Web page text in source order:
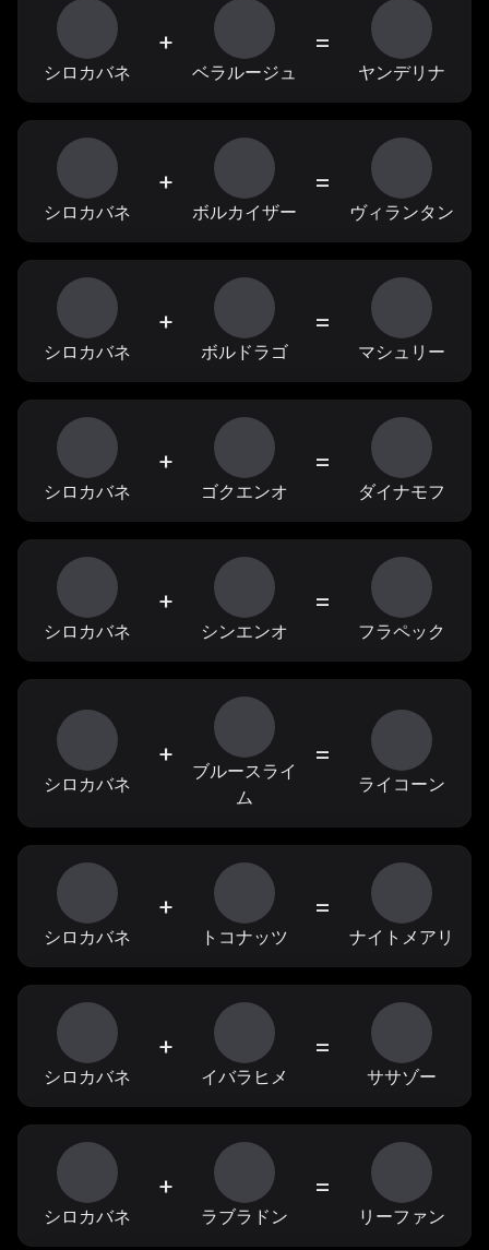
シロカバネ
+
ベラルージュ
=
ヤンデリナ
シロカバネ
+
ボルカイザー
=
ヴィランタン
シロカバネ
+
ボルドラゴ
=
マシュリー
シロカバネ
+
ゴクエンオ
=
ダイナモフ
シロカバネ
+
シンエンオ
=
フラペック
シロカバネ
+
ブルースライ
ム
=
ライコーン
シロカバネ
+
トコナッツ
=
ナイトメアリ
シロカバネ
+
イバラヒメ
=
ササゾー
シロカバネ
+
ラブラドン
=
リーファン